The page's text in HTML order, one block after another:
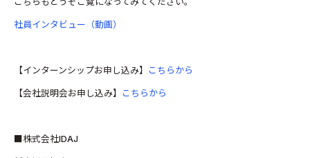
社員インタビュー（動画）
【インターンシップお申し込み】 こちらから
【会社説明会お申し込み】 こちらから
■株式会社IDAJ